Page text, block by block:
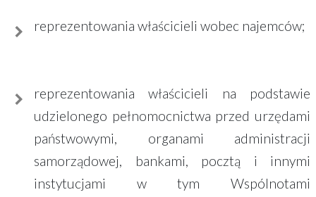
reprezentowania właścicieli wobec najemców;
reprezentowania właścicieli na podstawie
udzielonego pełnomocnictwa przed urzędami
państwowymi, organami administracji
samorządowej, bankami, pocztą i innymi
instytucjami w tym Wspólnotami